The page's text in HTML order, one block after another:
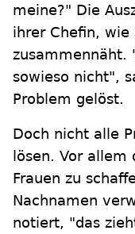
meine?" Die
ihrer Chefin, wie
zusammennäht.
sowieso nicht",
Problem gelöst.
Doch nicht alle
lösen. Vor
Frauen zu
Nachnamen
notiert, "das